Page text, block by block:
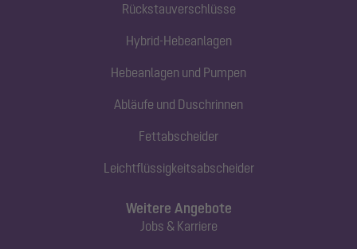
Rückstauverschlüsse
Hybrid-Hebeanlagen
Hebeanlagen und Pumpen
Abläufe und Duschrinnen
Fettabscheider
Leichtflüssigkeitsabscheider
Weitere Angebote
Jobs & Karriere